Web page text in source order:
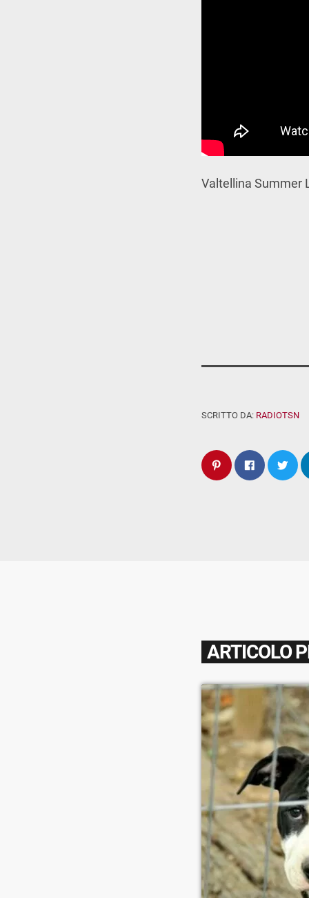
Valtellina Summer
SCRITTO DA: RADIOTSN
ARTICOLO